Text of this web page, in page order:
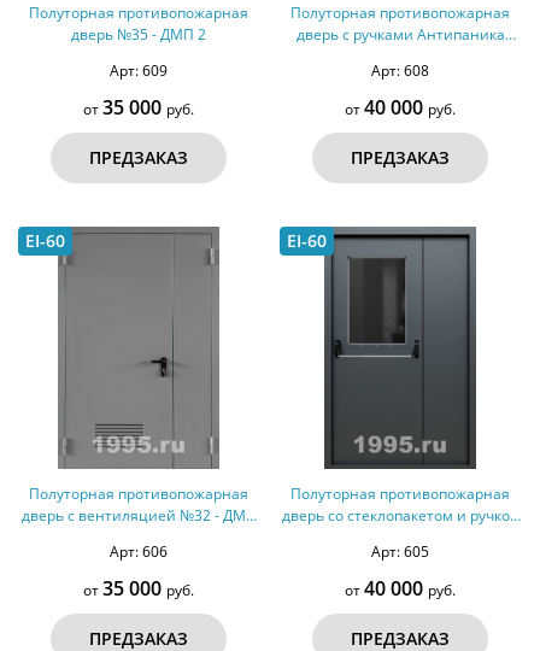
Полуторная противопожарная
дверь №35 - ДМП 2
Арт: 609
от35 000 руб.
ПРЕДЗАКАЗ
Полуторная противопожарная
дверь с ручками Антипаника
Арт: 608
от40 000 руб.
ПРЕДЗАКАЗ
EI-60
Полуторная противопожарная
дверь с вентиляцией №32 - ДМП
Арт: 606
от35 000 руб.
ПРЕДЗАКАЗ
EI-60
Полуторная противопожарная
дверь со стеклопакетом и ручкой
Арт: 605
от40 000 руб.
ПРЕДЗАКАЗ